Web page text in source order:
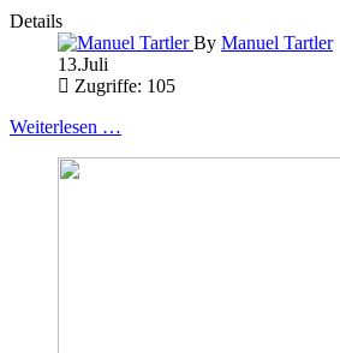
Details
By Manuel Tartler
13.Juli
Zugriffe: 105
Weiterlesen …